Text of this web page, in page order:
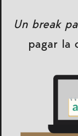
Un break
pagar la